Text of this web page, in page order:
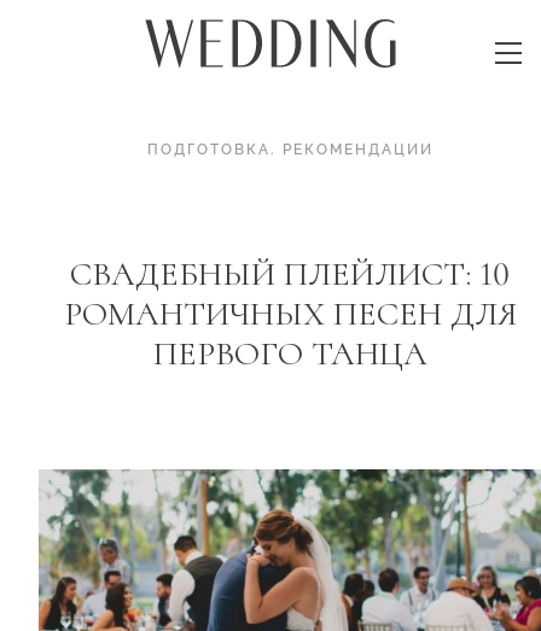
ПОДГОТОВКА. РЕКОМЕНДАЦИИ
СВАДЕБНЫЙ ПЛЕЙЛИСТ: 10
РОМАНТИЧНЫХ ПЕСЕН ДЛЯ
ПЕРВОГО ТАНЦА